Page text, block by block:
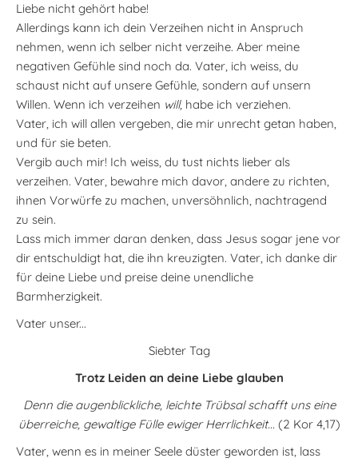
Liebe nicht gehört habe!
Allerdings kann ich dein Verzeihen nicht in Anspruch
nehmen, wenn ich selber nicht verzeihe. Aber meine
negativen Gefühle sind noch da. Vater, ich weiss, du
schaust nicht auf unsere Gefühle, sondern auf unsern
Willen. Wenn ich verzeihen will, habe ich verziehen.
Vater, ich will allen vergeben, die mir unrecht getan haben,
und für sie beten.
Vergib auch mir! Ich weiss, du tust nichts lieber als
verzeihen. Vater, bewahre mich davor, andere zu richten,
ihnen Vorwürfe zu machen, unversöhnlich, nachtragend
zu sein.
Lass mich immer daran denken, dass Jesus sogar jene vor
dir entschuldigt hat, die ihn kreuzigten. Vater, ich danke dir
für deine Liebe und preise deine unendliche
Barmherzigkeit.
Vater unser...
Siebter Tag
Trotz Leiden an deine Liebe glauben
Denn die augenblickliche, leichte Trübsal schafft uns eine
überreiche, gewaltige Fülle ewiger Herrlichkeit... (2 Kor 4,17)
Vater, wenn es in meiner Seele düster geworden ist, lass